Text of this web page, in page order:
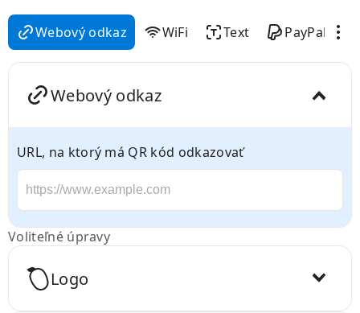
Webový odkaz WiFi Text PayPal
Webový odkaz
URL, na ktorý má QR kód odkazovať
Voliteľné úpravy
Logo